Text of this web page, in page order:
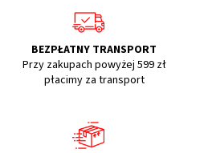
BEZPŁATNY TRANSPORT
Przy zakupach powyżej 599 zł
płacimy za transport